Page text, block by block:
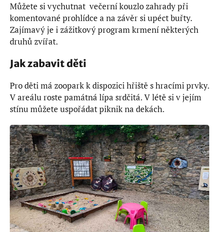
Můžete si vychutnat večerní kouzlo zahrady při
komentované prohlídce a na závěr si upéct buřty.
Zajímavý je i zážitkový program krmení některých
druhů zvířat.
Jak zabavit děti
Pro děti má zoopark k dispozici hřiště s hracími prvky.
V areálu roste památná lípa srdčitá. V létě si v jejím
stínu můžete uspořádat piknik na dekách.